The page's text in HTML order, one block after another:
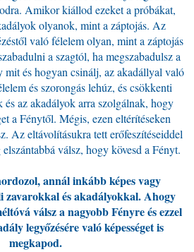
Amikor kiállod ezeket a próbákat,
olyanok, mint a záptojás. Az
való félelem olyan, mint a záptojás
a szagtól, ha megszabadulsz a
és hogyan csinálj, az akadállyal való
és szorongás lehúz, és csökkenti
az akadályok arra szolgálnak, hogy
a Fénytől. Mégis, ezen eltérítéseken
Az eltávolításukra tett erőfeszítéseiddel
válsz, hogy kövesd a Fényt.
annál inkább képes vagy
zavarokkal és akadályokkal. Ahogy
válsz a nagyobb Fényre és ezzel
legyőzésére való képességet is
megkapod.